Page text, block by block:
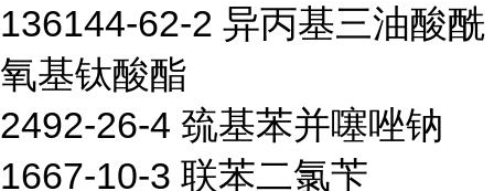
136144-62-2 异丙基三油酸酰
氧基钛酸酯
2492-26-4 巯基苯并噻唑钠
1667-10-3 联苯二氯苄